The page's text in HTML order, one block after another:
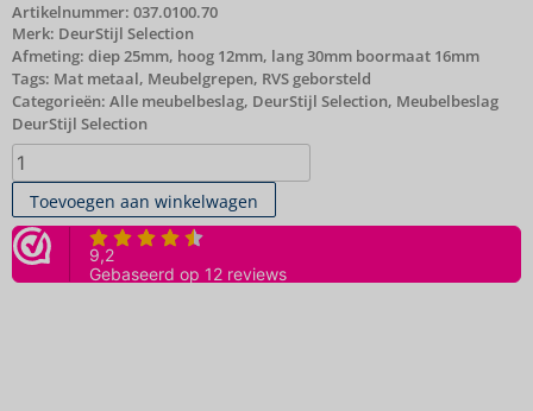
Artikelnummer: 037.0100.70
Merk: DeurStijl Selection
Afmeting: diep 25mm, hoog 12mm, lang 30mm boormaat 16mm
Tags: Mat metaal, Meubelgrepen, RVS geborsteld
Categorieën: Alle meubelbeslag, DeurStijl Selection, Meubelbeslag
DeurStijl Selection
Toevoegen aan winkelwagen